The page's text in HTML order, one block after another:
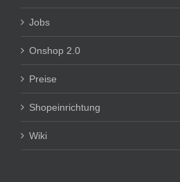
Jobs
Onshop 2.0
Preise
Shopeinrichtung
Wiki